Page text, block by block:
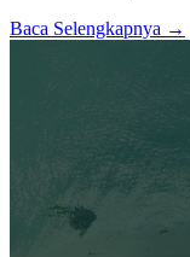
Baca Selengkapnya →